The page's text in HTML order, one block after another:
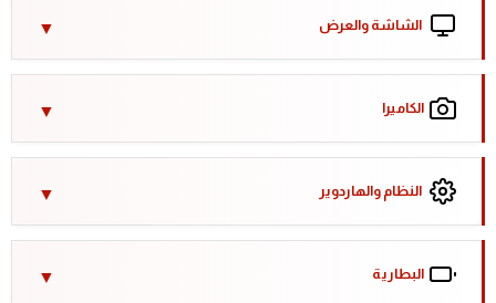
الشاشة والعرض
الكاميرا
النظام والهاردوير
البطارية